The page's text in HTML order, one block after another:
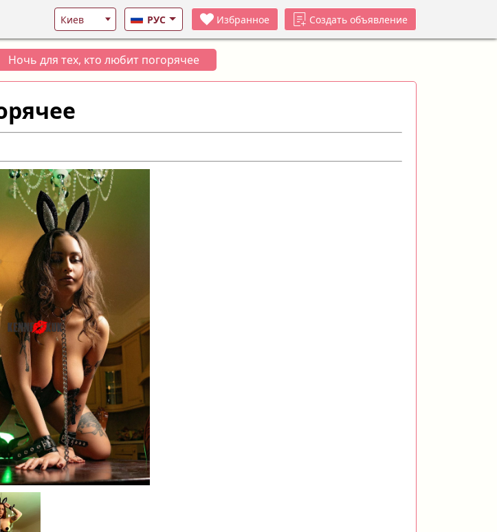
РУС Избранное Создать объявление
Ночь для тех, кто любит погорячее